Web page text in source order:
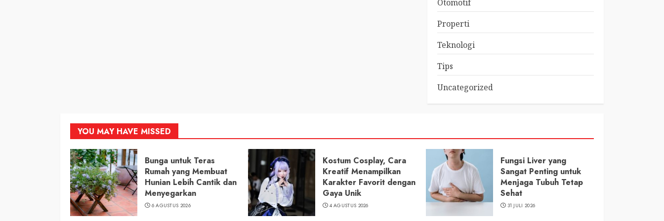
Otomotif
Properti
Teknologi
Tips
Uncategorized
YOU MAY HAVE MISSED
Bunga untuk Teras
Rumah yang Membuat
Hunian Lebih Cantik dan
Menyegarkan
6 AGUSTUS 2026
Kostum Cosplay, Cara
Kreatif Menampilkan
Karakter Favorit dengan
Gaya Unik
4 AGUSTUS 2026
Fungsi Liver yang
Sangat Penting untuk
Menjaga Tubuh Tetap
Sehat
31 JULI 2026